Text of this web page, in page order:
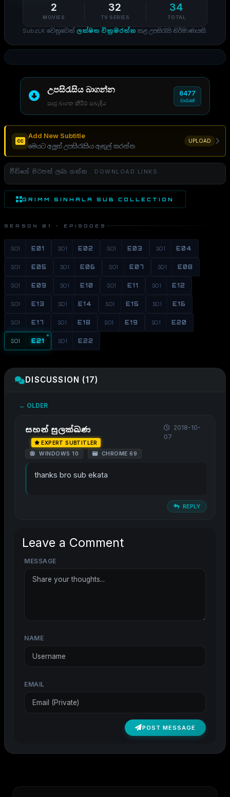
2
MOVIES
32
TV SERIES
34
TOTAL
SubzLK වෙනුවෙන් ලක්ෂිත වික්‍රමරත්න කළ උපසිරැසි නිර්මාණයකි.
උපසිරැසිය බාගන්න
සෘජු බාගත කිරීම් සබැඳිය
6477
වාරයක්
Add New Subtitle
මෙයට අලුත් උපසිරැසිය ඇතුල් කරන්න
UPLOAD
වීඩියෝ පිටපත් ලබා ගන්න . DOWNLOAD LINKS
GRIMM SINHALA SUB COLLECTION
SEASON 01 · EPISODES
S01 E01 S01 E02 S01 E03 S01 E04
S01 E05 S01 E06 S01 E07 S01 E08
S01 E09 S01 E10 S01 E11 S01 E12
S01 E13 S01 E14 S01 E15 S01 E16
S01 E17 S01 E18 S01 E19 S01 E20
S01 E21 S01 E22
DISCUSSION (17)
← OLDER
සහන් සුලක්ඛණ
EXPERT SUBTITLER
WINDOWS 10 CHROME 69
2018-10-
07
thanks bro sub ekata
REPLY
Leave a Comment
MESSAGE
NAME
EMAIL
POST MESSAGE